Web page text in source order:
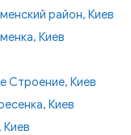
район, Киев
Киев
Строение, Киев
Киев
Киев